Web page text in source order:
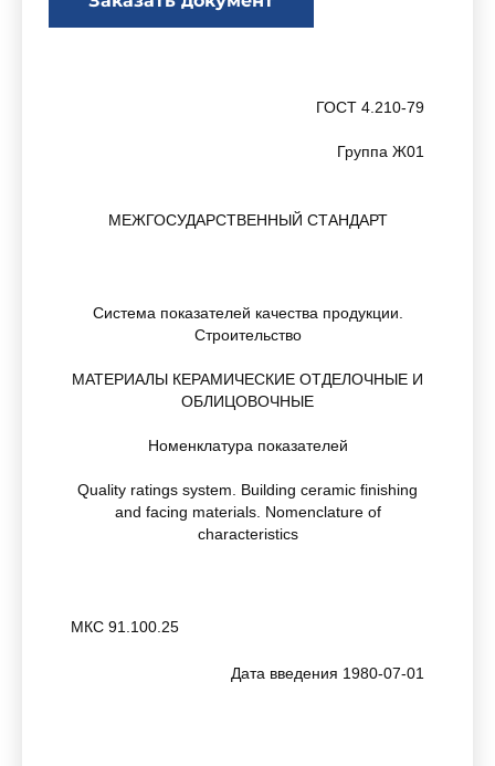
ГОСТ 4.210-79
Группа Ж01
МЕЖГОСУДАРСТВЕННЫЙ СТАНДАРТ
Система показателей качества продукции.
Строительство
МАТЕРИАЛЫ КЕРАМИЧЕСКИЕ ОТДЕЛОЧНЫЕ И
ОБЛИЦОВОЧНЫЕ
Номенклатура показателей
Quality ratings system. Building ceramic finishing
and facing materials. Nomenclature of
characteristics
МКС 91.100.25
Дата введения 1980-07-01